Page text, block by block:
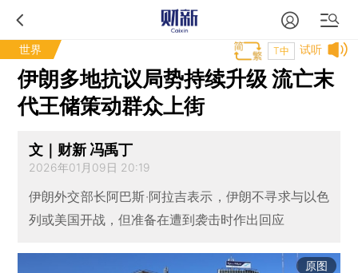
世界 试听
T中
伊朗多地抗议局势持续升级 流亡末
代王储策动群众上街
文｜财新 冯禹丁
2026年01月09日 20:19
伊朗外交部长阿巴斯·阿拉吉表示，伊朗不寻求与以色
列或美国开战，但准备在遭到袭击时作出回应
原图